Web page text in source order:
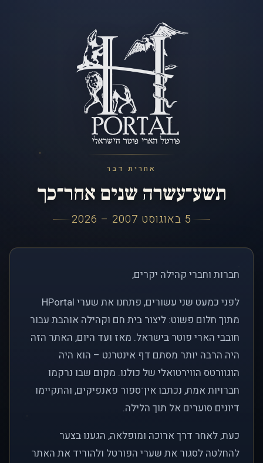
אחרית דבר
תשע־עשרה שנים אחר־כך
5 באוגוסט 2007 – 2026
חברות וחברי קהילה יקרים,
לפני כמעט שני עשורים, פתחנו את שערי HPortal
מתוך חלום פשוט: ליצור בית חם וקהילה אוהבת עבור
חובבי הארי פוטר בישראל. מאז ועד היום, האתר הזה
היה הרבה יותר מסתם דף אינטרנט – הוא היה
הוגוורטס הווירטואלי של כולנו. מקום שבו נרקמו
חברויות אמת, נכתבו אין־ספור פאנפיקים, והתקיימו
דיונים סוערים אל תוך הלילה.
כעת, לאחר דרך ארוכה ומופלאה, הגענו בצער
להחלטה לסגור את שערי הפורטל ולהוריד את האתר